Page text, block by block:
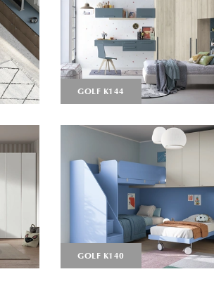
GOLF K144
GOLF K140